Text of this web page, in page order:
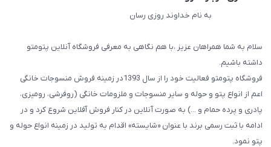
به نام خداوند روزی رسان
سلام به شما همراهان عزیز ،با هم نگاهی به معرفی فروشگاه آنلاین پتومتو
داشته باشیم.
فروشگاه پتومتو فعالیت خود را از سال 1393در زمینه فروش منسوجات خانگی
اعم از انواع پتو و حوله و سایر منسوجات و ملزومات خانگی (روفرشی، رومیزی،
پادری و پرده حمام و ...) به صورت آنلاین در کنار فروش آفلاین شروع کرد و در
ادامه با ثبت رسمی برند با عنوان «شایسته» اقدام به تولید در زمینه انواع حوله و
پتو نمود.